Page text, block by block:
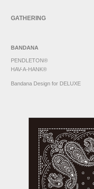
GATHERING
BANDANA
PENDLETON®
HAV-A-HANK®
Bandana Design for DELUXE